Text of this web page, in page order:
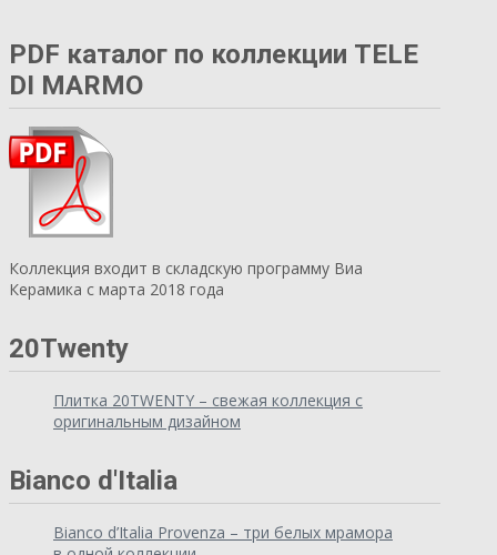
PDF каталог по коллекции TELE
DI MARMO
Коллекция входит в складскую программу Виа
Керамика с марта 2018 года
20Twenty
Плитка 20TWENTY – свежая коллекция с
оригинальным дизайном
Bianco d'Italia
Bianco d’Italia Provenza – три белых мрамора